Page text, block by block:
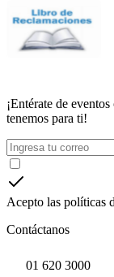
¡Entérate de
tenemos para ti!
Acepto las políticas
Contáctanos
01 620 3000